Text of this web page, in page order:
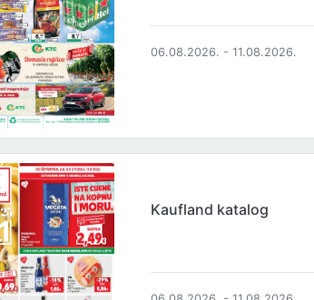
06.08.2026. - 11.08.2026.
Kaufland katalog